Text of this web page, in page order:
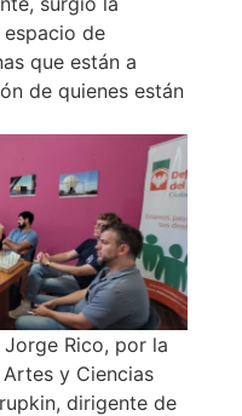
de
que están a
de quienes están
Rico, por la
y Ciencias
dirigente de